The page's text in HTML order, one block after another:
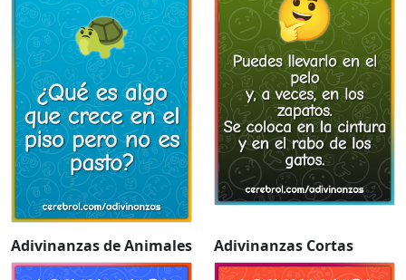
Adivinanzas de Animales Adivinanzas Cortas